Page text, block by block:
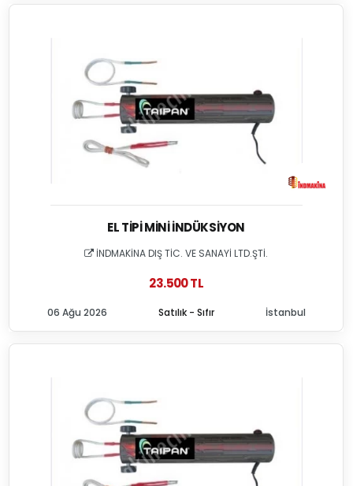
EL TIPI MINI İNDÜKSIYON
İNDMAKİNA DIŞ TİC. VE SANAYİ LTD.ŞTİ.
23.500 TL
Satılık - Sıfır
06 Ağu 2026 İstanbul